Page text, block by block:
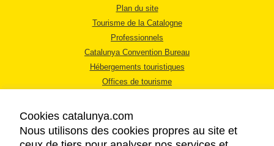
Plan du site
Tourisme de la Catalogne
Professionnels
Catalunya Convention Bureau
Hébergements touristiques
Offices de tourisme
Cookies catalunya.com
Nous utilisons des cookies propres au site et